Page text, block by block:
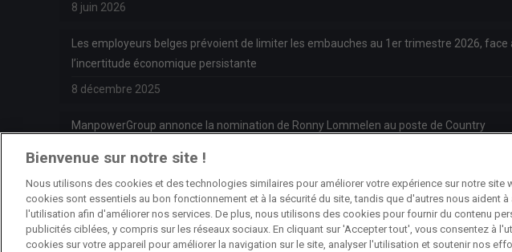
8 juin 2026
Les employeurs belges prévoient de limiter les embauches au 1er trimestre 2026, face
l’incertitude économique persistante
8 décembre 2025
ManpowerGroup annonce la nomination de Ronny Lommelen au poste de Country
Bienvenue sur notre site !
Nous utilisons des cookies et des technologies similaires pour améliorer votre expérience sur notre site
cookies sont essentiels au bon fonctionnement et à la sécurité du site, tandis que d'autres nous aident à
l'utilisation afin d'améliorer nos services. De plus, nous utilisons des cookies pour fournir du contenu
publicités ciblées, y compris sur les réseaux sociaux. En cliquant sur 'Accepter tout', vous consentez à
cookies sur votre appareil pour améliorer la navigation sur le site, analyser l'utilisation et soutenir nos